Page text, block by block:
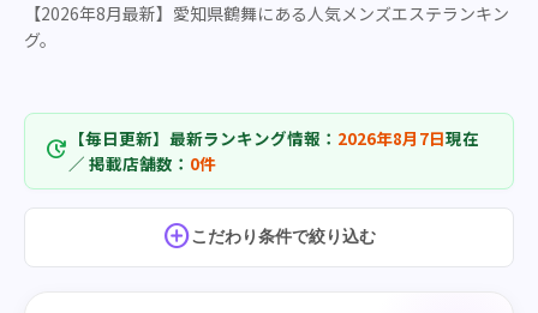
【2026年8月最新】愛知県鶴舞にある人気メンズエステランキン
グ。
update 【毎日更新】最新ランキング情報： 2026年8月7日現在
／ 掲載店舗数： 0件
add_circleこだわり条件で絞り込む